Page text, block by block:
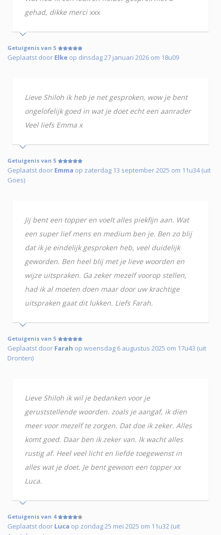
gehad, dikke merci xxx
Getuigenis van 5
Geplaatst door Elke op dinsdag 27 januari 2026 om 18u09
Lieve Shiloh ik heb je net gesproken, wow je bent
ongelofelijk goed in wat je doet echt een aanrader
Veel liefs Emma x
Getuigenis van 5
Geplaatst door Emma op zaterdag 13 september 2025 om 11u34 (uit
Goes)
Jij bent een topper en voelt alles piekfijn aan. Wat
een super lief mens en medium ben je. Ben zo blij
dat ik je eindelijk gesproken heb, veel duidelijk
geworden. Ben heel blij met je lieve woorden en
wijze uitspraken. Ga zeker mezelf voorop stellen,
had ik al moeten doen maar door uw krachtige
uitspraken gaat dit lukken. Liefs Farah.
Getuigenis van 5
Geplaatst door Farah op woensdag 6 augustus 2025 om 17u43 (uit
Dronten)
Lieve Shiloh ik wil je bedanken voor je
geruststellende woorden. zoals je aangaf, ik dien
meer voor mezelf te zorgen. Dat doe ik zeker. Alles
komt goed. Daar ben ik zeker van. Ik wacht alles
rustig af. Heel veel licht en liefde toegewenst in
alles wat je doet. Je bent gewoon een topper xx
Luca.
Getuigenis van 4
Geplaatst door Luca op zondag 25 mei 2025 om 11u32 (uit